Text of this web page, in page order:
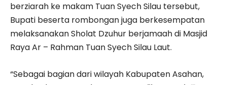
berziarah ke makam Tuan Syech Silau tersebut,
Bupati beserta rombongan juga berkesempatan
melaksanakan Sholat Dzuhur berjamaah di Masjid
Raya Ar – Rahman Tuan Syech Silau Laut.
“Sebagai bagian dari wilayah Kabupaten Asahan,